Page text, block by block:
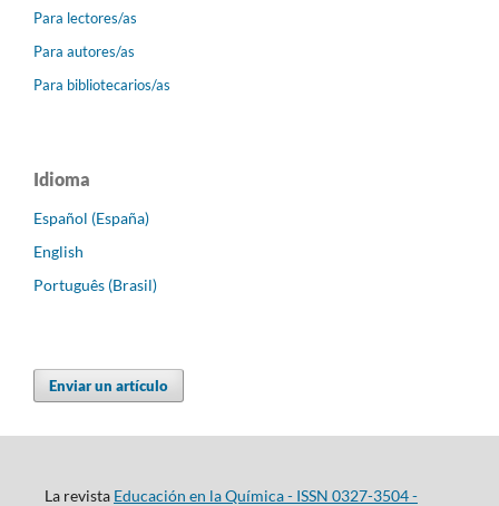
Para lectores/as
Para autores/as
Para bibliotecarios/as
Idioma
Español (España)
English
Português (Brasil)
Enviar un artículo
La revista Educación en la Química - ISSN 0327-3504 -